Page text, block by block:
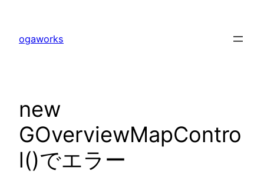
ogaworks
new
GOverviewMapContro
l()でエラー